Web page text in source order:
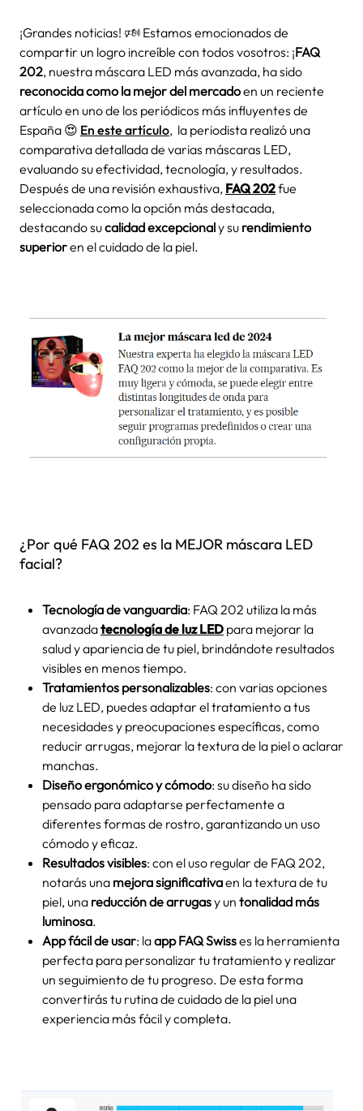
¡Grandes noticias! 🕬 Estamos emocionados de
compartir un logro increíble con todos vosotros: ¡FAQ
202, nuestra máscara LED más avanzada, ha sido
reconocida como la mejor del mercadoen un reciente
artículo en uno de los periódicos más influyentes de
España 😍 En este artículo, la periodista realizó una
comparativa detallada de varias máscaras LED,
evaluando su efectividad, tecnología, y resultados.
Después de una revisión exhaustiva, FAQ 202fue
seleccionada como la opción más destacada,
destacando sucalidad excepcionaly su rendimiento
superioren el cuidado de la piel.
¿Por qué FAQ 202 es la MEJOR máscara LED
facial?
Tecnología de vanguardia: FAQ 202 utiliza la más
avanzadatecnología de luz LED para mejorar la
salud y apariencia de tu piel, brindándote resultados
visibles en menos tiempo.
Tratamientos personalizables: con varias opciones
de luz LED, puedes adaptar el tratamiento a tus
necesidades y preocupaciones específicas, como
reducir arrugas, mejorar la textura de la piel o aclarar
manchas.
Diseño ergonómico y cómodo: su diseño ha sido
pensado para adaptarse perfectamente a
diferentes formas de rostro, garantizando un uso
cómodo y eficaz.
Resultados visibles: con el uso regular de FAQ 202,
notarás una mejora significativaen la textura de tu
piel, una reducción de arrugasy un tonalidad más
luminosa.
App fácil de usar: laapp FAQ Swisses la herramienta
perfecta para personalizar tu tratamiento y realizar
un seguimiento de tu progreso. De esta forma
convertirás tu rutina de cuidado de la piel una
experiencia más fácil y completa.